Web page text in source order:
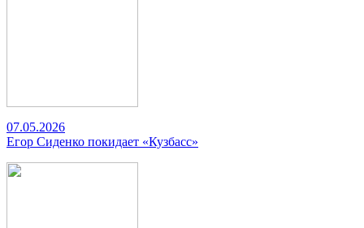
07.05.2026
Егор Сиденко покидает «Кузбасс»